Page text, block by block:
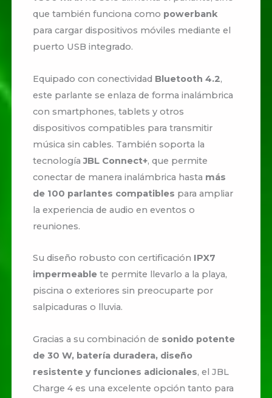
que también funciona como powerbank
para cargar dispositivos móviles mediante el
puerto USB integrado.
Equipado con conectividad Bluetooth 4.2,
este parlante se enlaza de forma inalámbrica
con smartphones, tablets y otros
dispositivos compatibles para transmitir
música sin cables. También soporta la
tecnologíaJBL Connect+, que permite
conectar de manera inalámbrica hasta más
de 100 parlantes compatibles para ampliar
la experiencia de audio en eventos o
reuniones.
Su diseño robusto con certificación IPX7
impermeable te permite llevarlo a la playa,
piscina o exteriores sin preocuparte por
salpicaduras o lluvia.
Gracias a su combinación de sonido potente
de 30 W, batería duradera, diseño
resistente y funciones adicionales, el JBL
Charge 4 es una excelente opción tanto para